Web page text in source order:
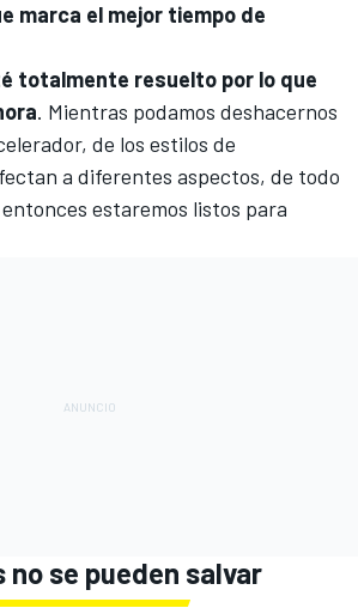
marca el mejor tiempo de
totalmente resuelto por lo que
. Mientras podamos deshacernos
de los estilos de
a diferentes aspectos, de todo
estaremos listos para
no se pueden salvar